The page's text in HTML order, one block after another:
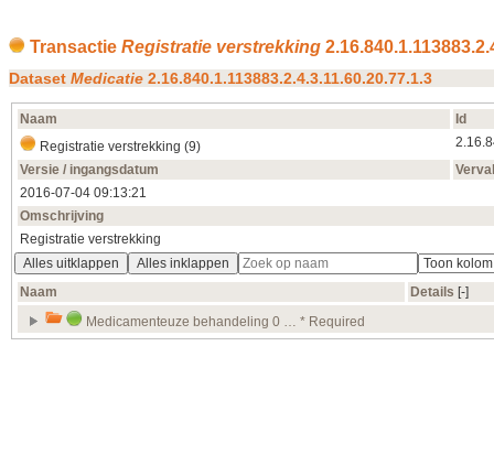
Transactie Registratie verstrekking
Dataset Medicatie 2.16.840.1.113883.2.4.3.11.60.20.77.1.3
Naam
Id
Registratie verstrekking (9)
Versie / ingangsdatum
2016‑07‑04 09:13:21
Omschrijving
Registratie verstrekking
Alles uitklappen
Alles inklappen
Naam
Details [‑]
Medicamenteuze behandeling 0 … * Required